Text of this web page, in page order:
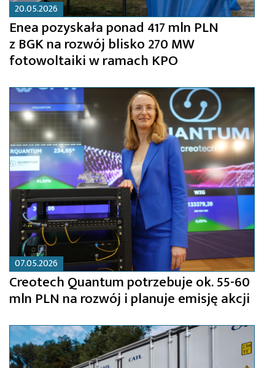
20.05.2026
Enea pozyskała ponad 417 mln PLN
z BGK na rozwój blisko 270 MW
fotowoltaiki w ramach KPO
07.05.2026
Creotech Quantum potrzebuje ok. 55-60
mln PLN na rozwój i planuje emisję akcji